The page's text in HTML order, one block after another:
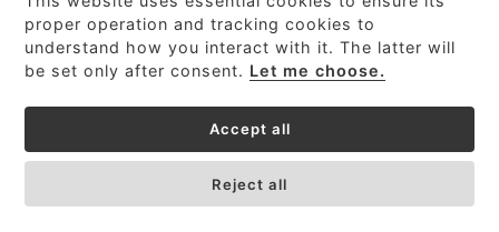
EMILIE
První nano-elektro-mechanický (NEMS) FTIR analyzátor
proper operation and tracking cookies to
understand how you interact with it. The latter will
be set only after consent. Let me choose.
Accept all
Reject all